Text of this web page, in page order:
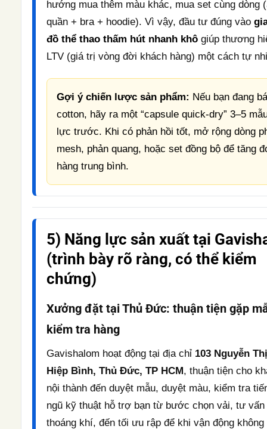
hướng mua thêm màu khác, mua set cùng dòng
quần + bra + hoodie). Vì vậy, đầu tư đúng vào
đồ thể thao thấm hút nhanh khô giúp thương
LTV (giá trị vòng đời khách hàng) một cách tự
Gợi ý chiến lược sản phẩm: Nếu bạn đang
cotton, hãy ra một “capsule quick-dry” 3–5
lực trước. Khi có phản hồi tốt, mở rộng dòng
mesh, phản quang, hoặc set đồng bộ để tăng
hàng trung bình.
5) Năng lực sản xuất tại
(trình bày rõ ràng, có thể kiểm
chứng)
Xưởng đặt tại Thủ Đức: thuận tiện gặp
kiểm tra hàng
Gavishalom hoạt động tại địa chỉ 103 Nguyễn
Hiệp Bình, Thủ Đức, TP HCM, thuận tiện cho
nội thành đến duyệt mẫu, duyệt màu, kiểm tra
ngũ kỹ thuật hỗ trợ bạn từ bước chọn vải, tư
thoáng khí, đến tối ưu rập để khi vận động không